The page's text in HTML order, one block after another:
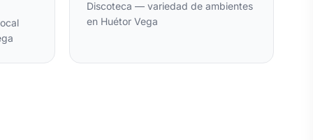
Discoteca — variedad de ambientes
en Huétor Vega